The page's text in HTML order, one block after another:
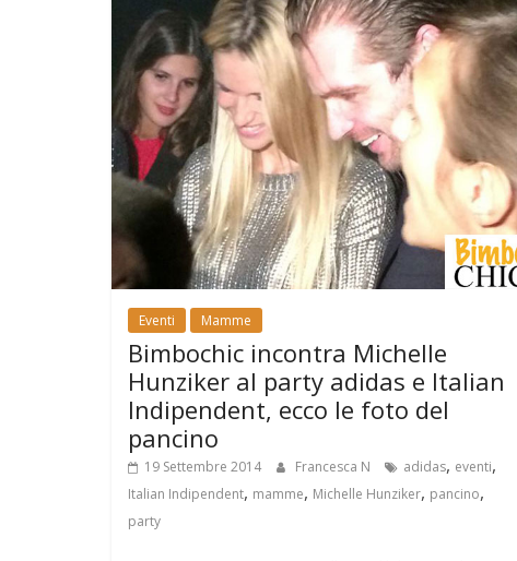
Eventi Mamme
Bimbochic incontra Michelle
Hunziker al party adidas e Italian
Indipendent, ecco le foto del
pancino
19 Settembre 2014 Francesca N adidas, eventi,
Italian Indipendent, mamme, Michelle Hunziker, pancino,
party